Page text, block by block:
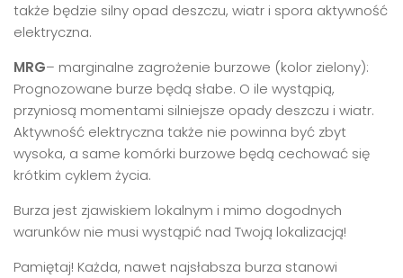
także będzie silny opad deszczu, wiatr i spora aktywność
elektryczna.
MRG– marginalne zagrożenie burzowe (kolor zielony):
Prognozowane burze będą słabe. O ile wystąpią,
przyniosą momentami silniejsze opady deszczu i wiatr.
Aktywność elektryczna także nie powinna być zbyt
wysoka, a same komórki burzowe będą cechować się
krótkim cyklem życia.
Burza jest zjawiskiem lokalnym i mimo dogodnych
warunków nie musi wystąpić nad Twoją lokalizacją!
Pamiętaj! Każda, nawet najsłabsza burza stanowi